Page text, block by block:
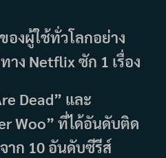
องผู้ใช้ทั่วโลกอย่าง
ง Netflix ซัก 1 เรื่อง
Dead” และ
Woo” ที่ได้อันดับติด
าก 10 อันดับซีรีส์